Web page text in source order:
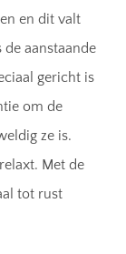
en dit valt
de aanstaande
gericht is
om de
ze is.
Met de
tot rust